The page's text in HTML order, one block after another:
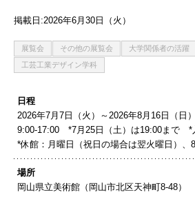
掲載日:2026年6月30日（火）
展覧会 その他の展覧会 大学関係者の活躍
工芸工業デザイン学科
日程
2026年7月7日（火）～2026年8月16日（日）
9:00-17:00 *7月25日（土）は19:00まで *
*休館：月曜日（祝日の場合は翌火曜日）、
場所
岡山県立美術館（岡山市北区天神町8-48）